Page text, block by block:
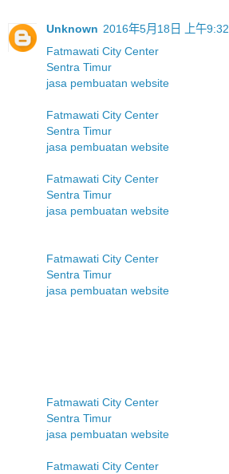
Unknown 2016年5月18日 上午9:32
Fatmawati City Center
Sentra Timur
jasa pembuatan website
Fatmawati City Center
Sentra Timur
jasa pembuatan website
Fatmawati City Center
Sentra Timur
jasa pembuatan website
Fatmawati City Center
Sentra Timur
jasa pembuatan website
Fatmawati City Center
Sentra Timur
jasa pembuatan website
Fatmawati City Center